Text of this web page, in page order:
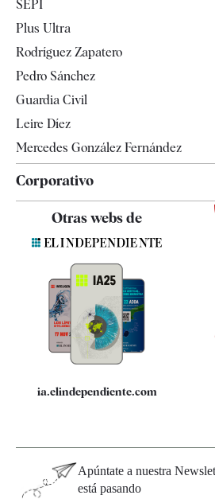
Televisión
SEPI
Plus Ultra
Rodríguez Zapatero
Pedro Sánchez
Guardia Civil
Leire Díez
Mercedes González Fernández
Corporativo
Contacto
Quiénes somos
Especificaciones
Otras webs de
ia.elindependiente.com
Apúntate a nuestra
está pasando